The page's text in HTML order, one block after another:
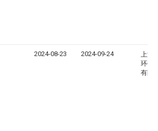
2024-08-23 2024-09-24
上海
环保
有限